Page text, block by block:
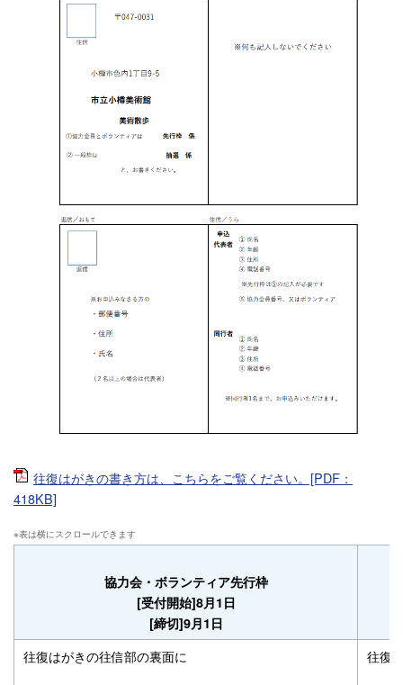
往復はがきの書き方は、こちらをご覧ください。[PDF：
418KB]
協力会・ボランティア先行枠
[受付開始]8月1日
[締切]9月1日
往復はがきの往信部の裏面に 往復